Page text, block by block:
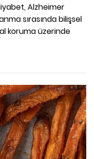
Alzheimer
sırasında bilişsel
koruma üzerinde